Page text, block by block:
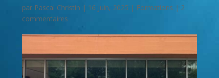
par Pascal Christin | 16 Juin, 2025 | Formations | 2
commentaires